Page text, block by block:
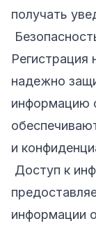
получать
Регистрация
надежно
информацию
и
Доступ к
информации